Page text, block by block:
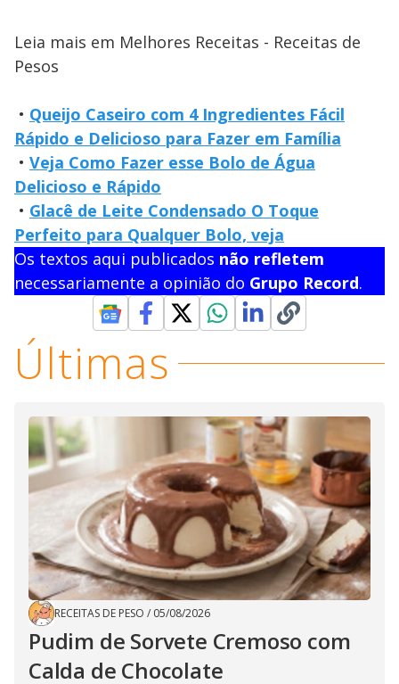
Leia mais em Melhores Receitas - Receitas de
Pesos
• Queijo Caseiro com 4 Ingredientes Fácil
Rápido e Delicioso para Fazer em Família
• Veja Como Fazer esse Bolo de Água
Delicioso e Rápido
• Glacê de Leite Condensado O Toque
Perfeito para Qualquer Bolo, veja
Os textos aqui publicados não refletem
necessariamente a opinião do Grupo Record.
Últimas
RECEITAS DE PESO / 05/08/2026
Pudim de Sorvete Cremoso com
Calda de Chocolate